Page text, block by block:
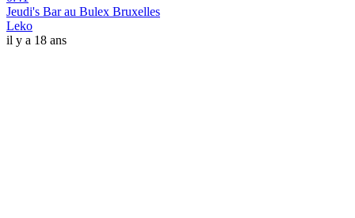
Jeudi's Bar au Bulex Bruxelles
Leko
il y a 18 ans